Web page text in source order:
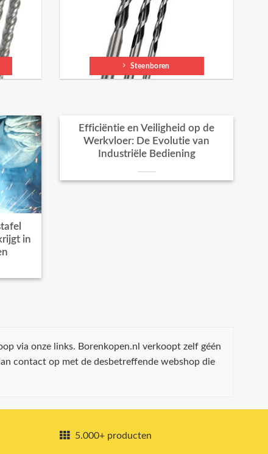
Steenboren
in
Efficiëntie en Veiligheid op de
Werkvloer: De Evolutie van
Industriële Bediening
via onze links. Borenkopen.nl verkoopt zelf géén
contact op met de desbetreffende webshop die
5.000+ producten